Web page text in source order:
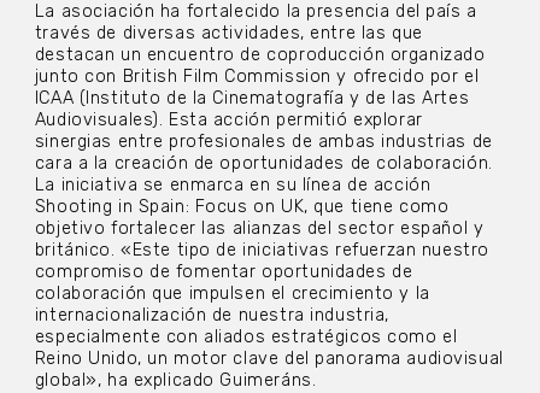
La asociación ha fortalecido la presencia del país a
través de diversas actividades, entre las que
destacan un encuentro de coproducción organizado
junto con British Film Commission y ofrecido por el
ICAA (Instituto de la Cinematografía y de las Artes
Audiovisuales). Esta acción permitió explorar
sinergias entre profesionales de ambas industrias de
cara a la creación de oportunidades de colaboración.
La iniciativa se enmarca en su línea de acción
Shooting in Spain: Focus on UK, que tiene como
objetivo fortalecer las alianzas del sector español y
británico. «Este tipo de iniciativas refuerzan nuestro
compromiso de fomentar oportunidades de
colaboración que impulsen el crecimiento y la
internacionalización de nuestra industria,
especialmente con aliados estratégicos como el
Reino Unido, un motor clave del panorama audiovisual
global», ha explicado Guimeráns.